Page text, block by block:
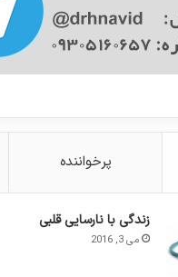
پرخواننده
زندگی با نارسایی قلبی
می 3, 2016